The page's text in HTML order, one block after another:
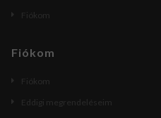
Fiókom
Fiókom
Fiókom
Eddigi megrendeléseim